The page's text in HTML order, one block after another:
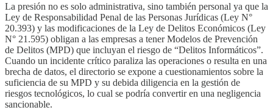
La presión no es solo administrativa, sino también personal ya que la
Ley de Responsabilidad Penal de las Personas Jurídicas (Ley N°
20.393) y las modificaciones de la Ley de Delitos Económicos (Ley
N° 21.595) obligan a las empresas a tener Modelos de Prevención
de Delitos (MPD) que incluyan el riesgo de “Delitos Informáticos”.
Cuando un incidente crítico paraliza las operaciones o resulta en una
brecha de datos, el directorio se expone a cuestionamientos sobre la
suficiencia de su MPD y su debida diligencia en la gestión de
riesgos tecnológicos, lo cual se podría convertir en una negligencia
sancionable.